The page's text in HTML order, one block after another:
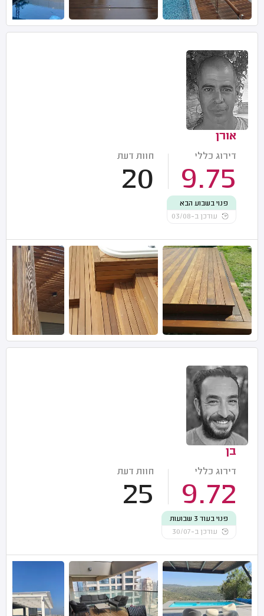
אורן
דירוג כללי
9.75
חוות דעת
20
פנוי בשבוע הבא
עודכן ב-03/08
בן
דירוג כללי
9.72
חוות דעת
25
פנוי בעוד 3 שבועות
עודכן ב-30/07